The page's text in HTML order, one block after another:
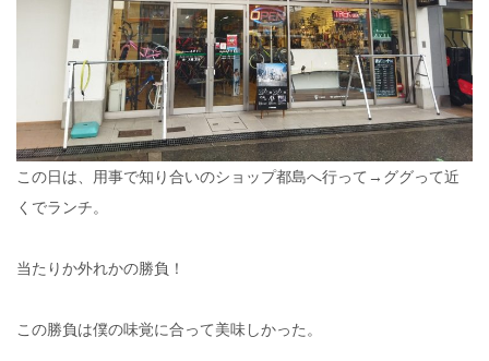
この日は、用事で知り合いのショップ都島へ行って→ググって近
くでランチ。
当たりか外れかの勝負！
この勝負は僕の味覚に合って美味しかった。